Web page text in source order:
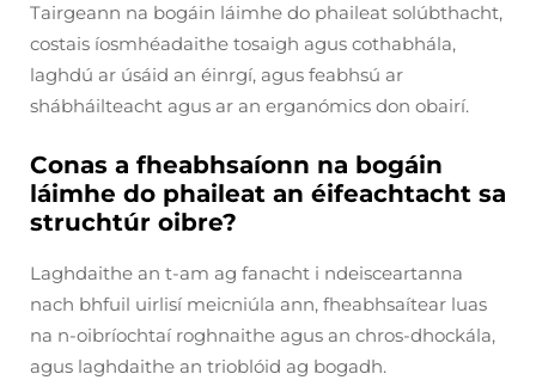
Tairgeann na bogáin láimhe do phaileat solúbthacht,
costais íosmhéadaithe tosaigh agus cothabhála,
laghdú ar úsáid an éinrgí, agus feabhsú ar
shábháilteacht agus ar an erganómics don obairí.
Conas a fheabhsaíonn na bogáin
láimhe do phaileat an éifeachtacht sa
struchtúr oibre?
Laghdaithe an t-am ag fanacht i ndeisceartanna
nach bhfuil uirlisí meicniúla ann, fheabhsaítear luas
na n-oibríochtaí roghnaithe agus an chros-dhockála,
agus laghdaithe an trioblóid ag bogadh.